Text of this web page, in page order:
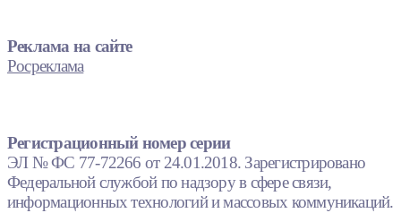
Реклама на сайте
Росреклама
Регистрационный номер серии
ЭЛ № ФС 77-72266 от 24.01.2018. Зарегистрировано
Федеральной службой по надзору в сфере связи,
информационных технологий и массовых коммуникаций.